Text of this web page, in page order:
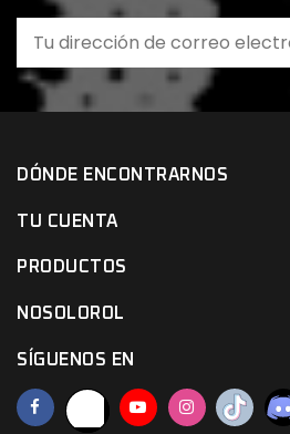
DÓNDE ENCONTRARNOS
TU CUENTA
PRODUCTOS
NOSOLOROL
SÍGUENOS EN